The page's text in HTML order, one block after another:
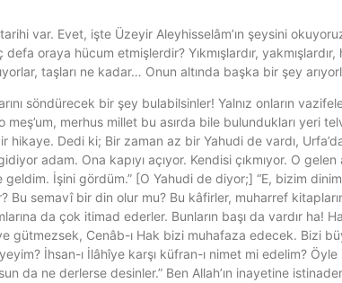
var. Evet, işte Üzeyir Aleyhisselâm’ın şeysini
oraya hücum etmişlerdir? Yıkmışlardır,
taşları ne kadar… Onun altında başka bir şey
söndürecek bir şey bulabilsinler! Yalnız onların
merhus millet bu asırda bile bulundukları yeri
Dedi ki; Bir zaman az bir Yahudi de vardı,
adam. Ona kapıyı açıyor. Kendisi çıkmıyor. O
geldim. İşini gördüm.” [O Yahudi de diyor;] “E, bizim
Bu semavî bir din olur mu? Bu kâfirler, muharref
da çok itimad ederler. Bunların başı da vardır ha!
gütmezsek, Cenâb-ı Hak bizi muhafaza edecek. Bizi
İhsan-ı İlâhîye karşı küfran-ı nimet mi edelim?
da ne derlerse desinler.” Ben Allah’ın inayetine